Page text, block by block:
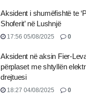
Aksident i shumëfishtë te
Shoferit’ në Lushnjë
17:56 05/08/2025 0
Aksident në aksin Fier-
përplaset me shtyllën
drejtuesi
18:27 04/08/2025 0